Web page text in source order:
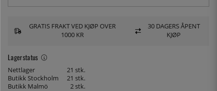
Lagerstatus
Nettlager
21 stk.
Butikk Stockholm
21 stk.
Butikk Malmö
2 stk.
GRATIS FRAKT VED KJØP OVER
1000 KR
30 DAGERS ÅPENT
KJØP